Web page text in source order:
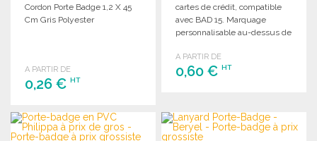
Cordon Porte Badge 1,2 X 45
Cm Gris Polyester
A PARTIR DE
0,26 € HT
COMMANDER
Demander un devis
cartes de crédit, compatible
avec BAD 15. Marquage
personnalisable au-dessus de
A PARTIR DE
0,60 €HT
Demander un devis